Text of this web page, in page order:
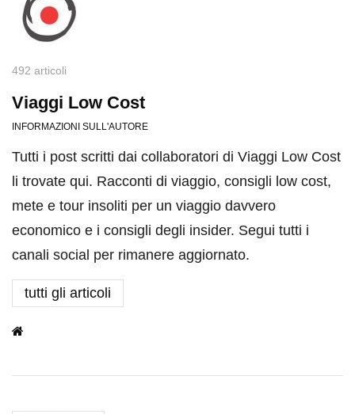
492 articoli
Viaggi Low Cost
INFORMAZIONI SULL'AUTORE
Tutti i post scritti dai collaboratori di Viaggi Low Cost
li trovate qui. Racconti di viaggio, consigli low cost,
mete e tour insoliti per un viaggio davvero
economico e i consigli degli insider. Segui tutti i
canali social per rimanere aggiornato.
tutti gli articoli